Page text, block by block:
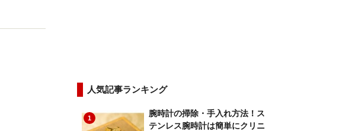
人気記事ランキング
1
腕時計の掃除・手入れ方法！ス
テンレス腕時計は簡単にクリニ